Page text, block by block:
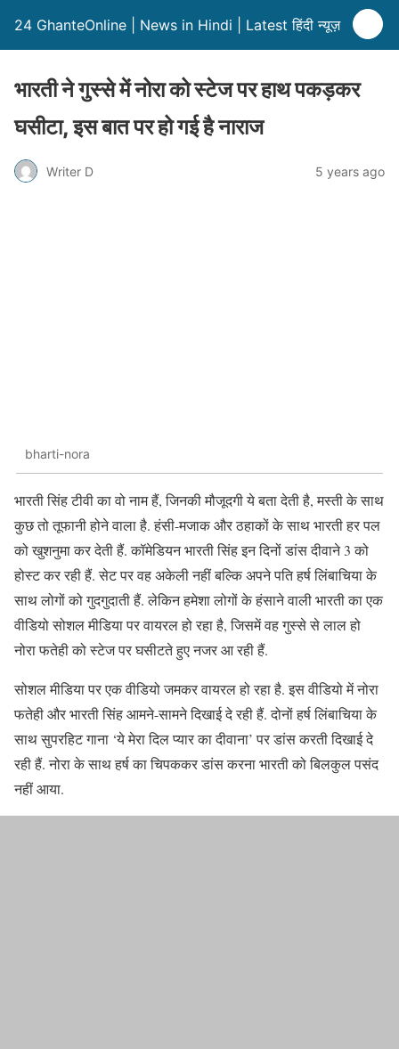
24 GhanteOnline | News in Hindi | Latest हिंदी न्यूज़
भारती ने गुस्से में नोरा को स्टेज पर हाथ पकड़कर
घसीटा, इस बात पर हो गई है नाराज
Writer D 5 years ago
bharti-nora
भारती सिंह टीवी का वो नाम हैं, जिनकी मौजूदगी ये बता देती है, मस्ती के साथ
कुछ तो तूफानी होने वाला है. हंसी-मजाक और ठहाकों के साथ भारती हर पल
को खुशनुमा कर देती हैं. कॉमेडियन भारती सिंह इन दिनों डांस दीवाने 3 को
होस्ट कर रही हैं. सेट पर वह अकेली नहीं बल्कि अपने पति हर्ष लिंबाचिया के
साथ लोगों को गुदगुदाती हैं. लेकिन हमेशा लोगों के हंसाने वाली भारती का एक
वीडियो सोशल मीडिया पर वायरल हो रहा है, जिसमें वह गुस्से से लाल हो
नोरा फतेही को स्टेज पर घसीटते हुए नजर आ रही हैं.
सोशल मीडिया पर एक वीडियो जमकर वायरल हो रहा है. इस वीडियो में नोरा
फतेही और भारती सिंह आमने-सामने दिखाई दे रही हैं. दोनों हर्ष लिंबाचिया के
साथ सुपरहिट गाना ‘ये मेरा दिल प्यार का दीवाना’ पर डांस करती दिखाई दे
रही हैं. नोरा के साथ हर्ष का चिपककर डांस करना भारती को बिलकुल पसंद
नहीं आया.